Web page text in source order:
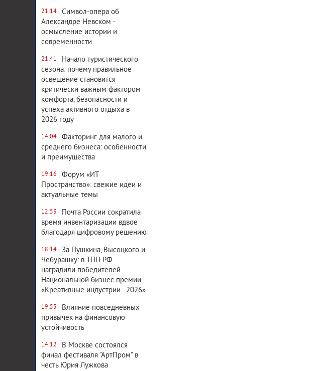
21:14
Символ-опера об
Александре Невском -
осмысление истории и
современности
21:41
Начало туристического
сезона: почему правильное
освещение становится
критически важным фактором
комфорта, безопасности и
успеха активного отдыха в
2026 году
14:04
Факторинг для малого и
среднего бизнеса: особенности
и преимущества
19:16
Форум «ИТ
Пространство»: свежие идеи и
актуальные темы
12:53
Почта России сократила
время инвентаризации вдвое
благодаря цифровому решению
18:14
За Пушкина, Высоцкого и
Чебурашку: в ТПП РФ
наградили победителей
Национальной бизнес-премии
«Креативные индустрии - 2026»
19:55
Влияние повседневных
привычек на финансовую
устойчивость
14:12
В Москве состоялся
финал фестиваля "АртПром" в
честь Юрия Лужкова